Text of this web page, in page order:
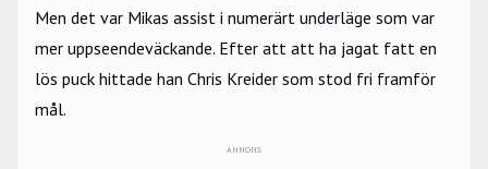
Men det var Mikas assist i numerärt underläge som var
mer uppseendeväckande. Efter att att ha jagat fatt en
lös puck hittade han Chris Kreider som stod fri framför
mål.
ANNONS